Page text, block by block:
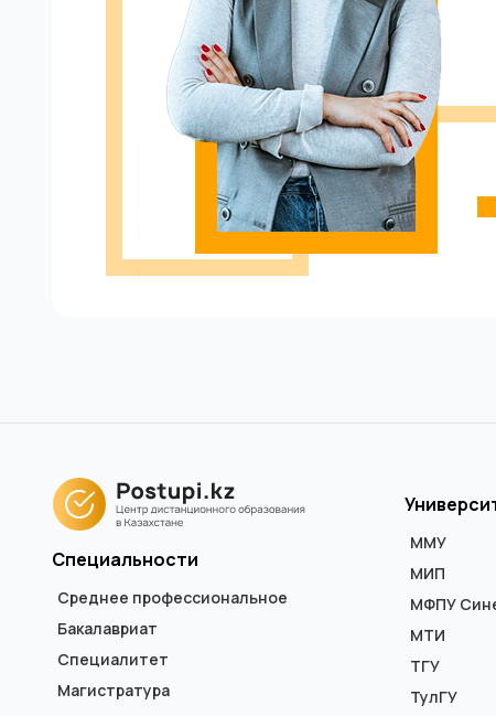
Специальности
Среднее профессиональное
Бакалавриат
Специалитет
Магистратура
ММУ
МИП
МФПУ
МТИ
ТГУ
ТулГУ